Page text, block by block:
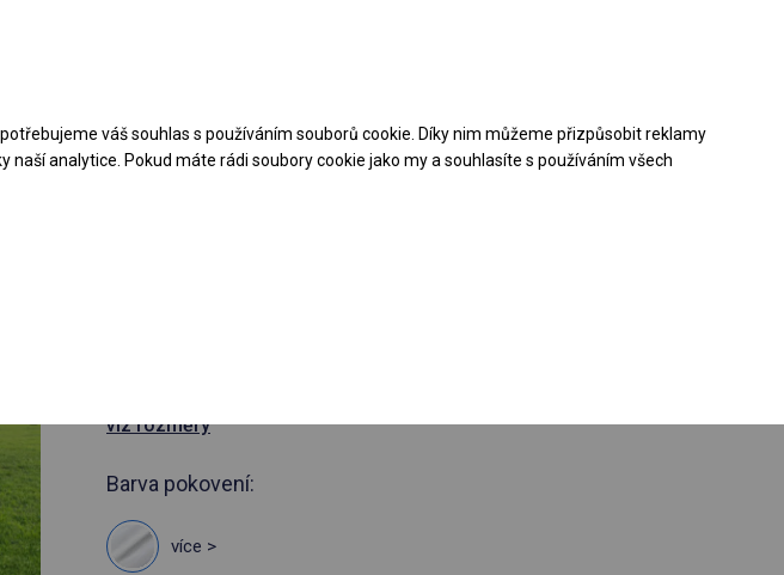
Stáhněte si nabídku PDF
viz rozměry
Barva pokovení:
více >
váš souhlas s používáním souborů cookie. Díky nim můžeme přizpůsobit reklamy
analytice. Pokud máte rádi soubory cookie jako my a souhlasíte s používáním všech